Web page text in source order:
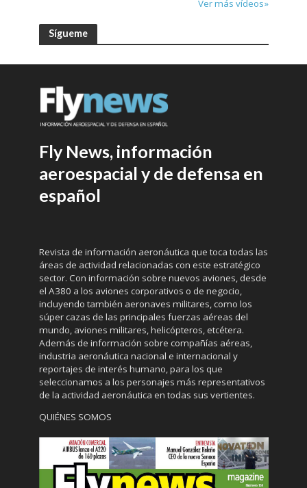
Ver más vídeos»
Sígueme
Fly News, información
aeroespacial y de defensa en
español
Revista de información aeronáutica que toca todas las
áreas de actividad relacionadas con este estratégico
sector. Con información sobre nuevos aviones, desde
el A380 a los aviones corporativos o de negocio,
incluyendo también aeronaves militares, como los
súper cazas de las principales fuerzas aéreas del
mundo, aviones militares, helicópteros, etcétera.
Además de información sobre compañías aéreas,
industria aeronáutica nacional e internacional y
reportajes de interés humano, para los que
seleccionamos a los personajes más representativos
de la actividad aeronáutica en todas sus vertientes.
QUIÉNES SOMOS